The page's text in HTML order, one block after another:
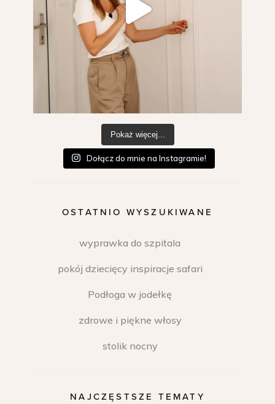
Pokaż więcej...
Dołącz do mnie na Instagramie!
OSTATNIO WYSZUKIWANE
wyprawka do szpitala
pokój dziecięcy inspiracje safari
Podłoga w jodełkę
zdrowe i piękne włosy
stolik nocny
NAJCZĘSTSZE TEMATY